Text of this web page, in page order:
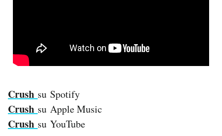
Crush su Spotify
Crush su Apple Music
Crush su YouTube